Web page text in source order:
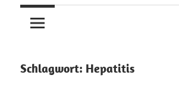
Schlagwort: Hepatitis